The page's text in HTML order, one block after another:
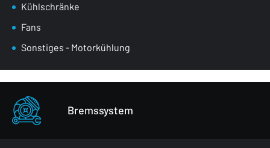
Kühlschränke
Fans
Sonstiges - Motorkühlung
Bremssystem